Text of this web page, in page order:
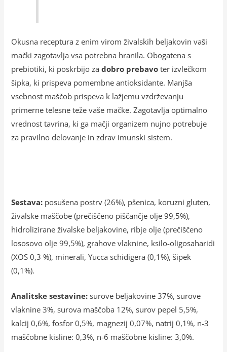
Okusna receptura z enim virom živalskih beljakovin vaši
mački zagotavlja vsa potrebna hranila. Obogatena s
prebiotiki, ki poskrbijo zadobro prebavo ter izvlečkom
šipka, ki prispeva pomembne antioksidante. Manjša
vsebnost maščob prispeva k lažjemu vzdrževanju
primerne telesne teže vaše mačke. Zagotavlja optimalno
vrednost tavrina, ki ga mačji organizem nujno potrebuje
za pravilno delovanje in zdrav imunski sistem.
Sestava: posušena postrv (26%), pšenica, koruzni gluten,
živalske maščobe (prečiščeno piščančje olje 99,5%),
hidrolizirane živalske beljakovine, ribje olje (prečiščeno
lososovo olje 99,5%), grahove vlaknine, ksilo-oligosaharidi
(XOS 0,3 %), minerali, Yucca schidigera (0,1%), šipek
(0,1%).
Analitske sestavine: surove beljakovine 37%, surove
vlaknine 3%, surova maščoba 12%, surov pepel 5,5%,
kalcij 0,6%, fosfor 0,5%, magnezij 0,07%, natrij 0,1%, n-3
maščobne kisline: 0,3%, n-6 maščobne kisline: 3,0%.